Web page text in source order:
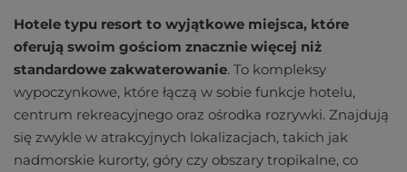
Hotele typu resort to wyjątkowe miejsca, które
oferują swoim gościom znacznie więcej niż
standardowe zakwaterowanie. To kompleksy
wypoczynkowe, które łączą w sobie funkcje hotelu,
centrum rekreacyjnego oraz ośrodka rozrywki. Znajdują
się zwykle w atrakcyjnych lokalizacjach, takich jak
nadmorskie kurorty, góry czy obszary tropikalne, co